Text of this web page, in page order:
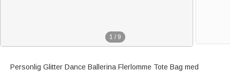
1 / 9
Personlig Glitter Dance Ballerina Flerlomme Tote Bag med